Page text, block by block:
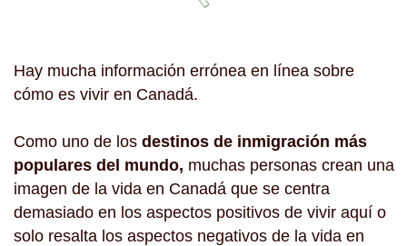
Hay mucha información errónea en línea sobre
cómo es vivir en Canadá.
Como uno de los destinos de inmigración más
populares del mundo, muchas personas crean una
imagen de la vida en Canadá que se centra
demasiado en los aspectos positivos de vivir aquí o
solo resalta los aspectos negativos de la vida en